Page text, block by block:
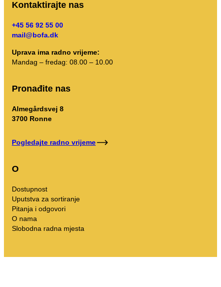
Kontaktirajte nas
+45 56 92 55 00
mail@bofa.dk
Uprava ima radno vrijeme:
Mandag – fredag: 08.00 – 10.00
Pronađite nas
Almegårdsvej 8
3700 Ronne
Pogledajte radno vrijeme
O
Dostupnost
Uputstva za sortiranje
Pitanja i odgovori
O nama
Slobodna radna mjesta